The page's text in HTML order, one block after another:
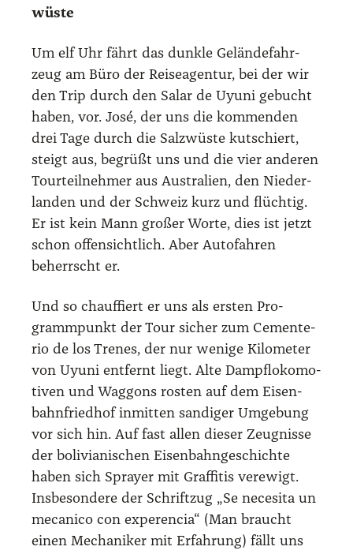
wüs­te
Um elf Uhr fährt das dunk­le Gelän­de­fahr­
zeug am Büro der Rei­se­agen­tur, bei der wir
den Trip durch den Salar de Uyu­ni gebucht
haben, vor. José, der uns die kom­men­den
drei Tage durch die Salz­wüs­te kut­schiert,
steigt aus, begrüßt uns und die vier ande­ren
Tour­teil­neh­mer aus Aus­tra­li­en, den Nie­der­
lan­den und der Schweiz kurz und flüch­tig.
Er ist kein Mann gro­ßer Wor­te, dies ist jetzt
schon offen­sicht­lich. Aber Auto­fah­ren
beherrscht er.
Und so chauf­fiert er uns als ers­ten Pro­
gramm­punkt der Tour sicher zum Cemen­te­
rio de los Tre­nes, der nur weni­ge Kilo­me­ter
von Uyu­ni ent­fernt liegt. Alte Dampf­lo­ko­mo­
ti­ven und Wag­gons ros­ten auf dem Eisen­
bahn­fried­hof inmit­ten san­di­ger Umge­bung
vor sich hin. Auf fast allen die­ser Zeug­nis­se
der boli­via­ni­schen Eisen­bahn­ge­schich­te
haben sich Spray­er mit Graf­fi­tis ver­ewigt.
Ins­be­son­de­re der Schrift­zug „Se nece­si­ta un
meca­ni­co con expe­ren­cia“ (Man braucht
einen Mecha­ni­ker mit Erfah­rung) fällt uns